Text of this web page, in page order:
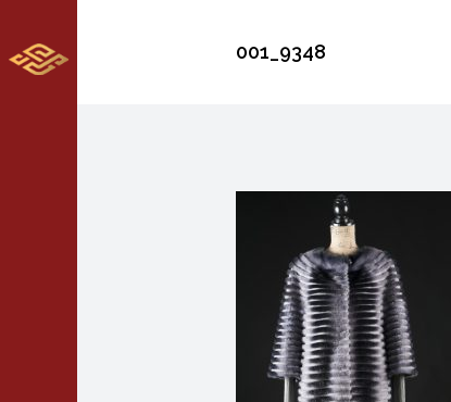
001_9348